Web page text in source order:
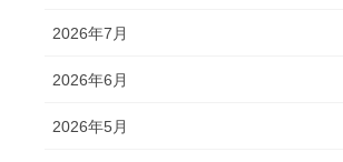
2026年7月
2026年6月
2026年5月